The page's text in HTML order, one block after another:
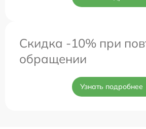
Скидка -10% при
обращении
Узнать подробнее